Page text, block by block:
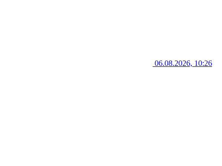
06.08.2026, 10:26